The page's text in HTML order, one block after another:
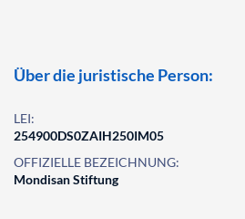
Über die juristische Person:
LEI:
254900DS0ZAIH250IM05
OFFIZIELLE BEZEICHNUNG:
Mondisan Stiftung